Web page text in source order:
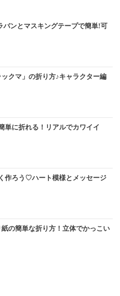
ンとマスキングテープで簡単!可
クマ」の折り方♪キャラクター編
単に折れる！リアルでカワイイ
く作ろう♡ハート模様とメッセージ
の簡単な折り方！立体でかっこい